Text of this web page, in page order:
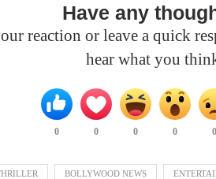
Have any
reaction or leave a quick
hear what you
0 0 0 0
BOLLYWOOD NEWS